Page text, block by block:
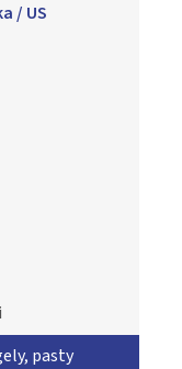
/ US
pasty